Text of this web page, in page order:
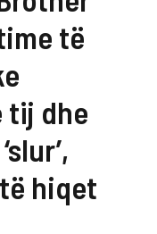
të
tij dhe
hiqet